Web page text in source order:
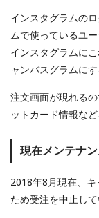
インスタグラムの
ムで使っているユ
インスタグラムに
ャンバスグラムに
注文画面が現れる
ットカード情報な
現在メンテナ
2018年8月現在、
ため受注を中止して